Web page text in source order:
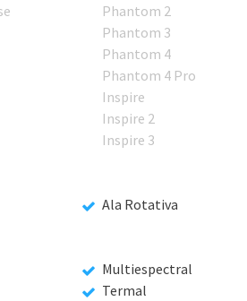
Phantom 2
Phantom 3
Phantom 4
Phantom 4 Pro
Inspire
Inspire 2
Inspire 3
Ala Rotativa
Multiespectral
Termal